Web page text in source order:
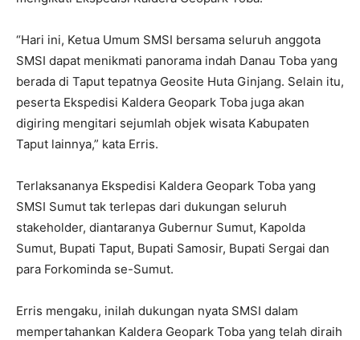
“Hari ini, Ketua Umum SMSI bersama seluruh anggota
SMSI dapat menikmati panorama indah Danau Toba yang
berada di Taput tepatnya Geosite Huta Ginjang. Selain itu,
peserta Ekspedisi Kaldera Geopark Toba juga akan
digiring mengitari sejumlah objek wisata Kabupaten
Taput lainnya,” kata Erris.
Terlaksananya Ekspedisi Kaldera Geopark Toba yang
SMSI Sumut tak terlepas dari dukungan seluruh
stakeholder, diantaranya Gubernur Sumut, Kapolda
Sumut, Bupati Taput, Bupati Samosir, Bupati Sergai dan
para Forkominda se-Sumut.
Erris mengaku, inilah dukungan nyata SMSI dalam
mempertahankan Kaldera Geopark Toba yang telah diraih